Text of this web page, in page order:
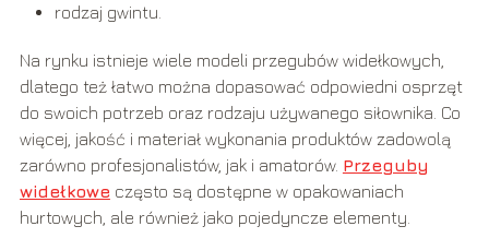
rodzaj gwintu.
Na rynku istnieje wiele modeli przegubów widełkowych,
dlatego też łatwo można dopasować odpowiedni osprzęt
do swoich potrzeb oraz rodzaju używanego siłownika. Co
więcej, jakość i materiał wykonania produktów zadowolą
zarówno profesjonalistów, jak i amatorów. Przeguby
widełkoweczęsto są dostępne w opakowaniach
hurtowych, ale również jako pojedyncze elementy.